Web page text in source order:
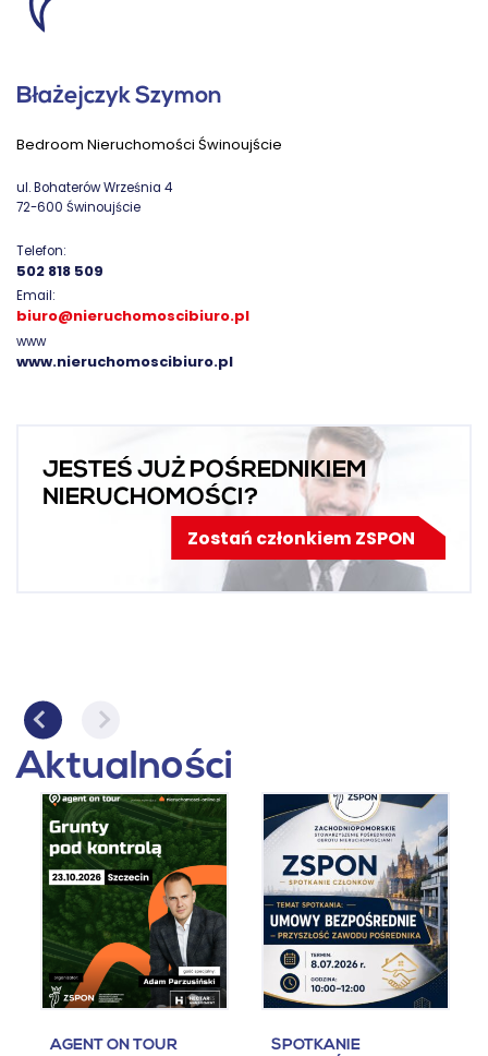
Błażejczyk Szymon
Bedroom Nieruchomości Świnoujście
ul. Bohaterów Września 4
72-600 Świnoujście
Telefon:
502 818 509
Email:
biuro@nieruchomoscibiuro.pl
www
www.nieruchomoscibiuro.pl
JESTEŚ JUŻ POŚREDNIKIEM
NIERUCHOMOŚCI?
Zostań członkiem ZSPON
Aktualności
AGENT ON TOUR
SPOTKANIE